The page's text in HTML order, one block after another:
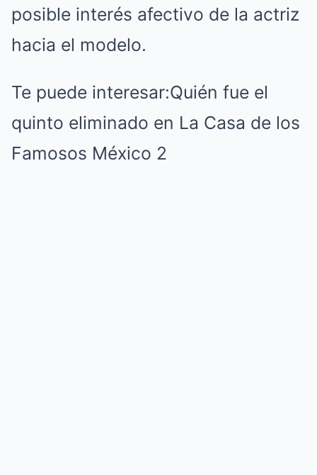
posible interés afectivo de la actriz
hacia el modelo.
Te puede interesar:Quién fue el
quinto eliminado en La Casa de los
Famosos México 2